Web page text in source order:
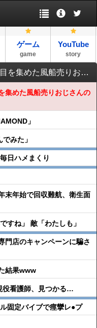
ゲーム
game
YouTube
story
すごくてワロタ。サンパウロで注目を集めた風船売りおじさんの動画。
集めた風船売りおじさんの
」
みた」
日ハメまくり
末年始で回収難航、衛生面
すね」 敵「わたしも」
門店のキャンペーンに騙さ
結果www
役看護師、見つかる…
固定バイブで痙攣レ●︎プ